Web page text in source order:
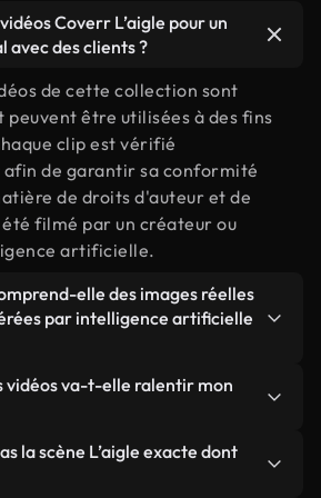
Coverr L’aigle pour un
des clients ?
de cette collection sont
peuvent être utilisées à des fins
clip est vérifié
de garantir sa conformité
de droits d'auteur et de
filmé par un créateur ou
artificielle.
elle des images réelles
par intelligence artificielle
d'une bibliothèque hybride
images filmées par des
vidéo est clairement
sachiez toujours ce que
vidéos va-t-elle ralentir mon
nos versions optimisées.
formats légers, prêts pour le
la scène L’aigle exacte dont